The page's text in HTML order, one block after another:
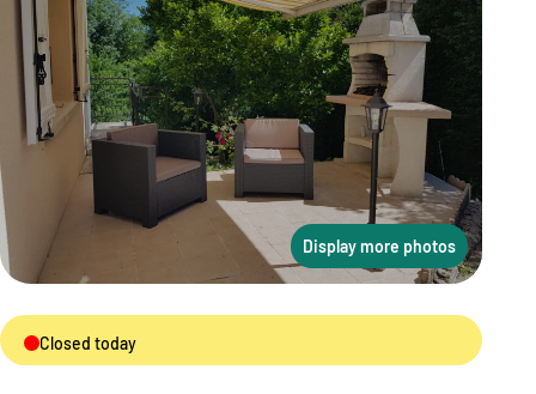
Display more photos
Closed today